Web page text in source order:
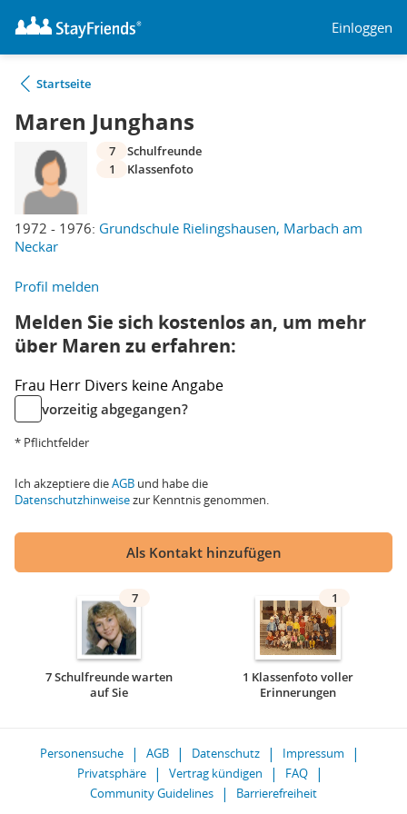
Einloggen
Startseite
Maren Junghans
1972 - 1976: Grundschule Rielingshausen, Marbach am
Neckar
7
Schulfreunde
1
Klassenfoto
Profil melden
Melden Sie sich kostenlos an, um mehr
über Maren zu erfahren:
Frau Herr Divers keine Angabe
vorzeitig abgegangen?
* Pflichtfelder
Ich akzeptiere dieAGB und habe die
Datenschutzhinweisezur Kenntnis genommen.
Als Kontakt hinzufügen
7
7 Schulfreunde warten
auf Sie
1
1 Klassenfoto voller
Erinnerungen
Personensuche AGB Datenschutz
Impressum
Privatsphäre
Vertrag kündigen
FAQ
Community Guidelines
Barrierefreiheit